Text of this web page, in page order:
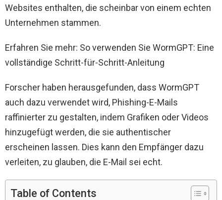
Websites enthalten, die scheinbar von einem echten
Unternehmen stammen.
Erfahren Sie mehr: So verwenden Sie WormGPT: Eine
vollständige Schritt-für-Schritt-Anleitung
Forscher haben herausgefunden, dass WormGPT
auch dazu verwendet wird, Phishing-E-Mails
raffinierter zu gestalten, indem Grafiken oder Videos
hinzugefügt werden, die sie authentischer
erscheinen lassen. Dies kann den Empfänger dazu
verleiten, zu glauben, die E-Mail sei echt.
Table of Contents